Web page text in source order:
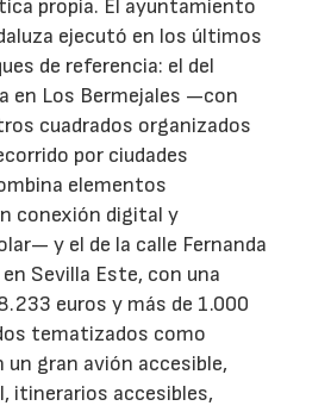
propia. El ayuntamiento
ejecutó en los últimos
de referencia: el del
en Los Bermejales —con
cuadrados organizados
por ciudades
elementos
conexión digital y
y el de la calle Fernanda
Sevilla Este, con una
euros y más de 1.000
tematizados como
un gran avión accesible,
itinerarios accesibles,